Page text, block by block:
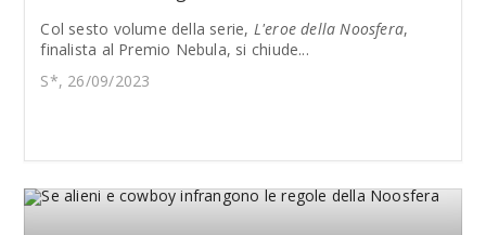
Col sesto volume della serie, L'eroe della Noosfera,
finalista al Premio Nebula, si chiude...
S*, 26/09/2023